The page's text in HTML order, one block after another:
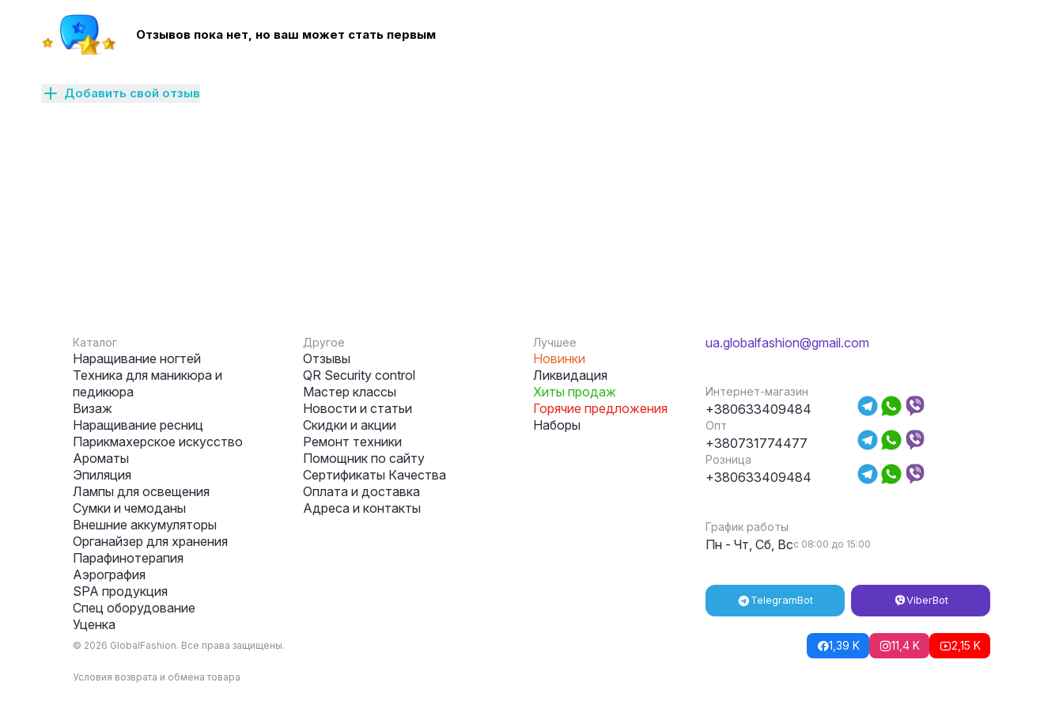
Отзывов пока нет, но ваш может стать первым
Добавить свой отзыв
Каталог
Наращивание ногтей
Техника для маникюра и
педикюра
Визаж
Наращивание ресниц
Парикмахерское искусство
Ароматы
Эпиляция
Лампы для освещения
Сумки и чемоданы
Внешние аккумуляторы
Органайзер для хранения
Парафинотерапия
Аэрография
SPA продукция
Спец оборудование
Уценка
Другое
Отзывы
QR Security control
Мастер классы
Новости и статьи
Скидки и акции
Ремонт техники
Помощник по сайту
Сертификаты Качества
Оплата и доставка
Адреса и контакты
Лучшее
Новинки
Ликвидация
Хиты продаж
Горячие предложения
Наборы
ua.globalfashion@gmail.com
Интернет-магазин
+380633409484
Опт
+380731774477
Розница
+380633409484
График работы
Пн - Чт, Сб, Всс 08:00 до 15:00
TelegramBot ViberBot
© 2026 GlobalFashion. Все права защищены. 1,39 K 11,4 K 2,15 K
Условия возврата и обмена товара